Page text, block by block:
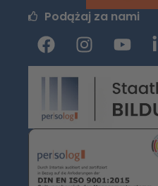
Podążaj za nami
F
a
c
b
o
k
I
n
s
g
a
m
y
o
u
t
u
b